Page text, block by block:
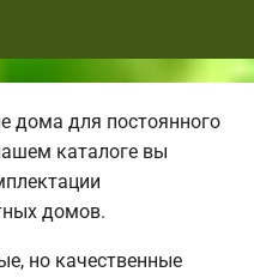
дома для постоянного
каталоге вы
домов.
но качественные